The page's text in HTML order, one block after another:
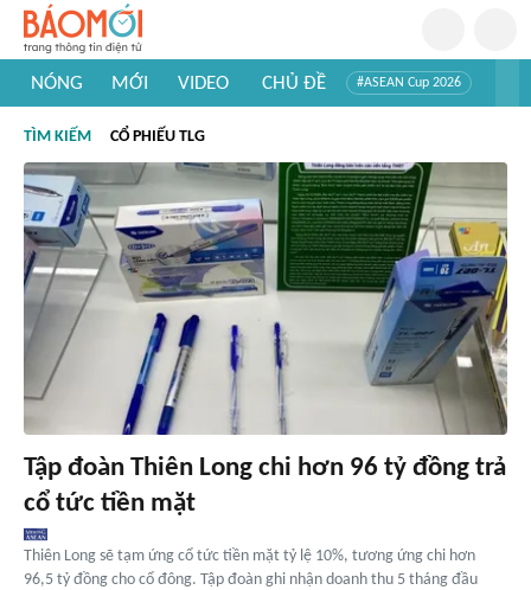
NÓNG MỚI VIDEO CHỦ ĐỀ #ASEAN Cup 2026
#Khám phá thế giới
TÌM KIẾM CỔ PHIẾU TLG
Tập đoàn Thiên Long chi hơn 96 tỷ đồng trả
cổ tức tiền mặt
Thiên Long sẽ tạm ứng cổ tức tiền mặt tỷ lệ 10%, tương ứng chi hơn
96,5 tỷ đồng cho cổ đông. Tập đoàn ghi nhận doanh thu 5 tháng đầu